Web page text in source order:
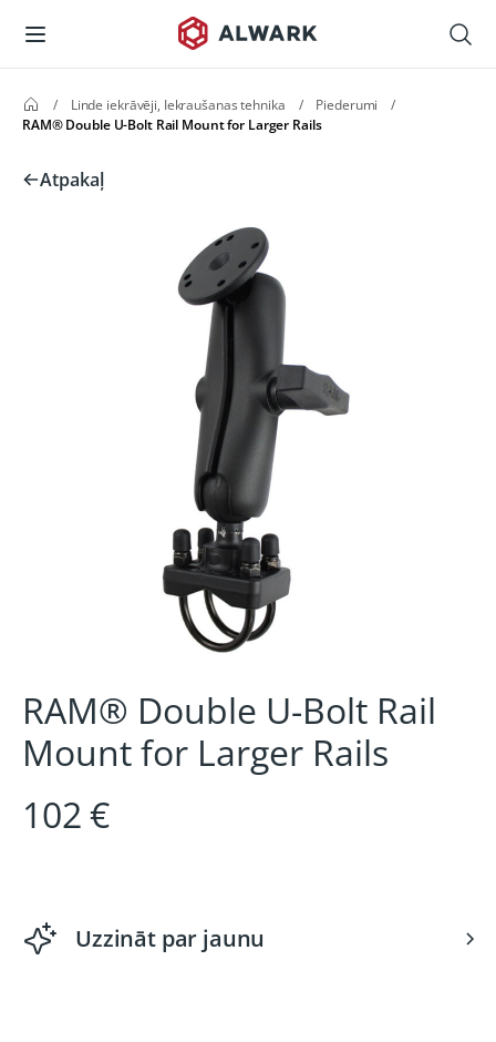
/ Linde iekrāvēji, Iekraušanas tehnika / Piederumi
/
RAM® Double U-Bolt Rail Mount for Larger Rails
Atpakaļ
RAM® Double U-Bolt Rail
Mount for Larger Rails
102 €
Uzzināt par jaunu